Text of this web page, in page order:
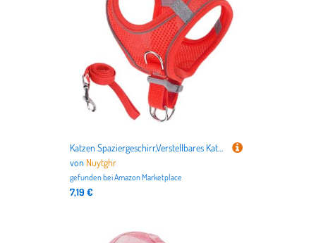
Katzen Spaziergeschirr,Verstellbares Katzengeschirr Für Spaziergänge | Größen S M L Für Wanderungen Training Reisen Outdoor
von Nuytghr
gefunden beiAmazon Marketplace
7,19 €